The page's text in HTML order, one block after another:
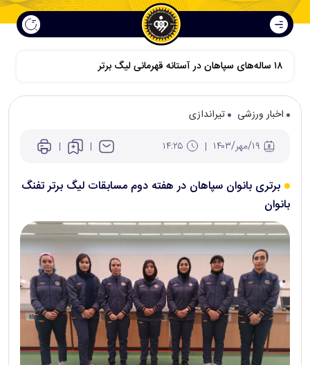
اخبار ورزشی
تیراندازی
برتری بانوان سپاهان در هفته دوم مسابقات لیگ برتر تفنگ
بانوان